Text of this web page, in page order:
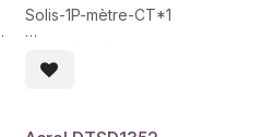
Solis-1P-mètre-CT*1
monophasé
Toroïdaux à noyau ouvert
jusqu'à 150 A et 5 mètres de